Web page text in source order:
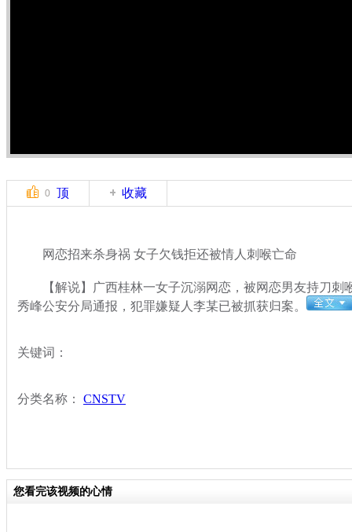
0 顶 收藏
网恋招来杀身祸 女子欠钱拒还被情人刺喉亡命
【解说】广西桂林一女子沉溺网恋，被网恋男友持刀刺
秀峰公安分局通报，犯罪嫌疑人李某已被抓获归案。
关键词：
分类名称： CNSTV
您看完该视频的心情